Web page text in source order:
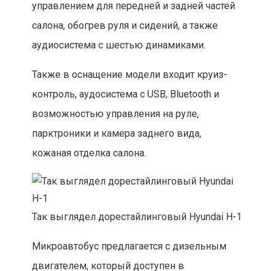
управлением для передней и задней частей
салона, обогрев руля и сидений, а также
аудиосистема с шестью динамиками.
Также в оснащение модели входит круиз-
контроль, аудосистема с USB, Bluetooth и
возможностью управления на руле,
парктроники и камера заднего вида,
кожаная отделка салона.
Так выглядел дорестайлинговый Hyundai H-1
Микроавтобус предлагается с дизельным
двигателем, который доступен в